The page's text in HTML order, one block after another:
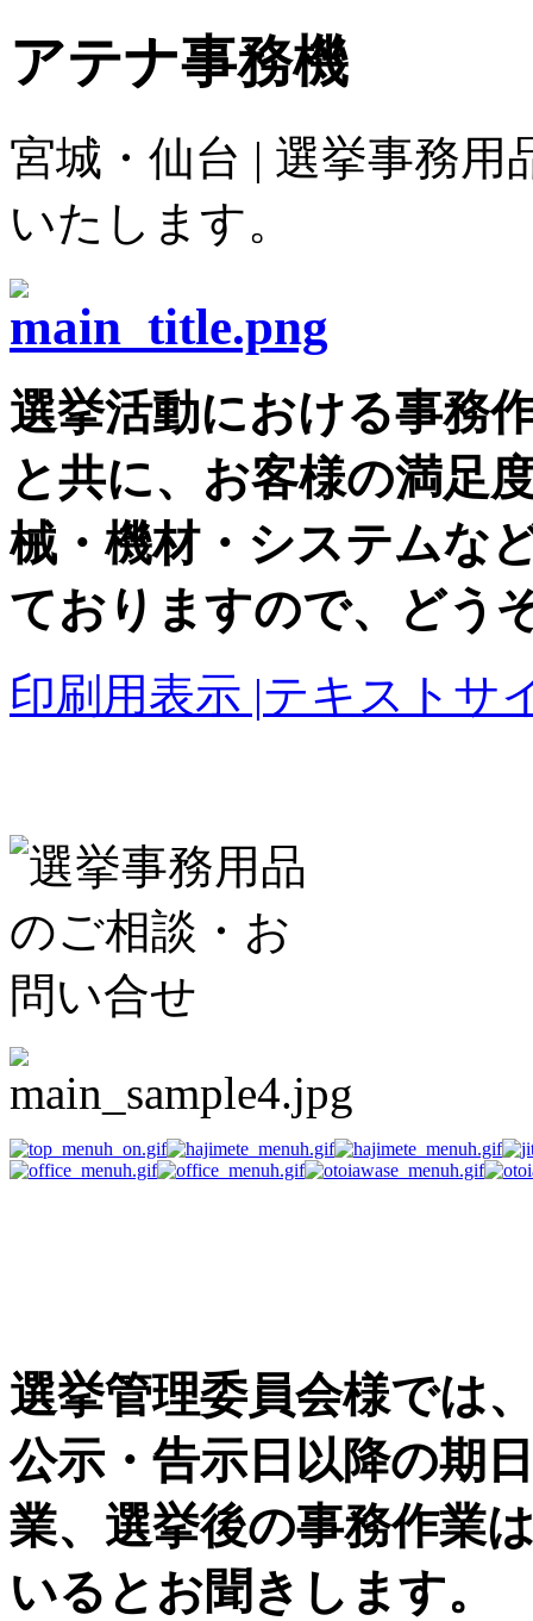
アテナ事務機
宮城・仙台 | 選挙事務
いたします。
選挙活動における事務
と共に、お客様の満足
械・機材・システムな
ておりますので、どう
印刷用表示 |テキストサ
選挙管理委員会様では
公示・告示日以降の期
業、選挙後の事務作業
いるとお聞きします。